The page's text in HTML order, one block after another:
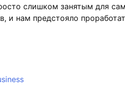
слишком занятым для
и нам предстояло